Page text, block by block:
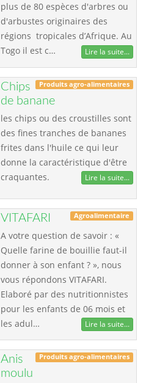
plus de 80 espèces d'arbres ou
d'arbustes originaires des
régions tropicales d’Afrique. Au
Togo il est c…
Lire la suite...
Produits agro-alimentaires
Chips
de banane
les chips ou des croustilles sont
des fines tranches de bananes
frites dans l'huile ce qui leur
donne la caractéristique d'être
craquantes.
Lire la suite...
Agroalimentaire
VITAFARI
A votre question de savoir : «
Quelle farine de bouillie faut-il
donner à son enfant ? », nous
vous répondons VITAFARI.
Elaboré par des nutritionnistes
pour les enfants de 06 mois et
les adul…
Lire la suite...
Produits agro-alimentaires
Anis
moulu